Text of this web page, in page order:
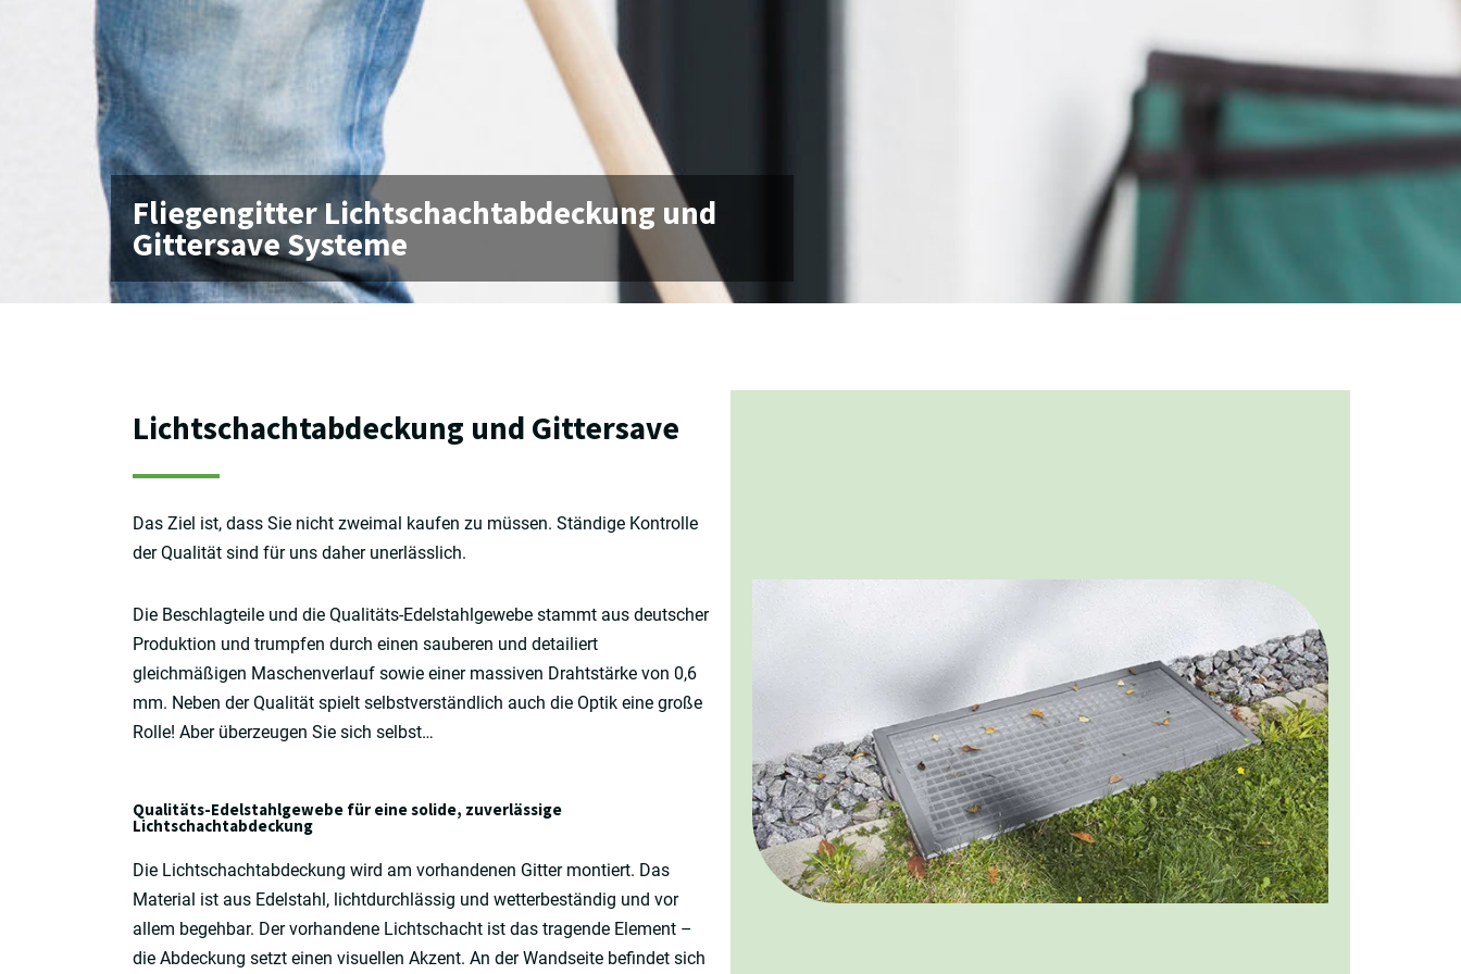
Fliegengitter Lichtschachtabdeckung und
Gittersave Systeme
Lichtschachtabdeckung und Gittersave
Das Ziel ist, dass Sie nicht zweimal kaufen zu müssen. Ständige Kontrolle
der Qualität sind für uns daher unerlässlich.
Die Beschlagteile und die Qualitäts-Edelstahlgewebe stammt aus deutscher
Produktion und trumpfen durch einen sauberen und detailiert
gleichmäßigen Maschenverlauf sowie einer massiven Drahtstärke von 0,6
mm. Neben der Qualität spielt selbstverständlich auch die Optik eine große
Rolle! Aber überzeugen Sie sich selbst…
Qualitäts-Edelstahlgewebe für eine solide, zuverlässige
Lichtschachtabdeckung
Die Lichtschachtabdeckung wird am vorhandenen Gitter montiert. Das
Material ist aus Edelstahl, lichtdurchlässig und wetterbeständig und vor
allem begehbar. Der vorhandene Lichtschacht ist das tragende Element –
die Abdeckung setzt einen visuellen Akzent. An der Wandseite befindet sich